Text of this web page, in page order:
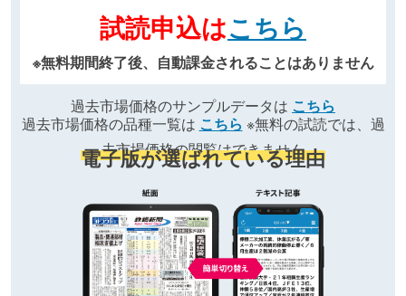
試読申込はこちら
※無料期間終了後、自動課金されることはありません
過去市場価格のサンプルデータは こちら
過去市場価格の品種一覧は こちら ※無料の試読では、過
去市場価格の閲覧はできません
電子版が選ばれている理由